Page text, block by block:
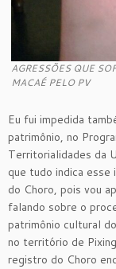
AGRESSÕES QUE
MACAÉ PELO PV
Eu fui impedida
patrimônio, no
Territorialidades da
que tudo indica
do Choro, pois vou
falando sobre o
patrimônio cultural
no território de
registro do Choro